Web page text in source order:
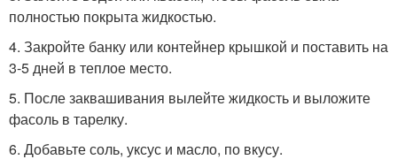
полностью покрыта жидкостью.
4. Закройте банку или контейнер крышкой и поставить на
3-5 дней в теплое место.
5. После заквашивания вылейте жидкость и выложите
фасоль в тарелку.
6. Добавьте соль, уксус и масло, по вкусу.